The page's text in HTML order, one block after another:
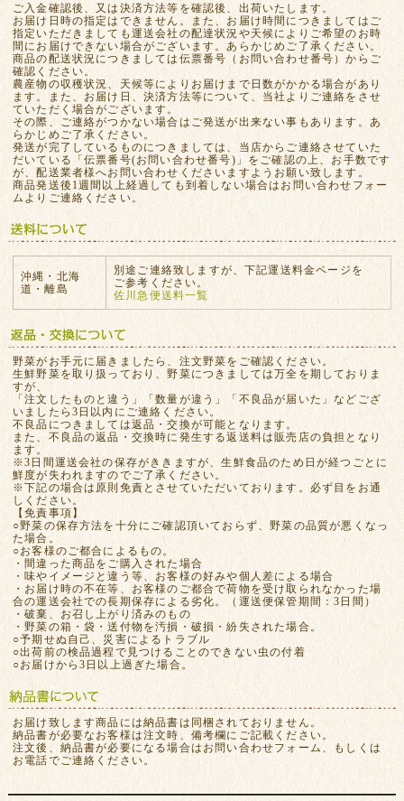
ご入金確認後、又は決済方法等を確認後、出荷いたします。
お届け日時の指定はできません。また、お届け時間につきましてはご
指定いただきましても運送会社の配達状況や天候によりご希望のお時
間にお届けできない場合がございます。あらかじめご了承ください。
商品の配送状況につきましては伝票番号（お問い合わせ番号）からご
確認ください。
農産物の収穫状況、天候等によりお届けまで日数がかかる場合があり
ます。また、お届け日、決済方法等について、当社よりご連絡をさせ
ていただく場合がございます。
その際、ご連絡がつかない場合はご発送が出来ない事もあります。あ
らかじめご了承ください。
発送が完了しているものにつきましては、当店からご連絡させていた
だいている「伝票番号(お問い合わせ番号)」をご確認の上、お手数です
が、配送業者様へお問い合わせくださいますようお願い致します。
商品発送後1週間以上経過しても到着しない場合はお問い合わせフォー
ムよりご連絡ください。
沖縄・北海
道・離島
別途ご連絡致しますが、下記運送料金ページを
ご参考ください。
佐川急便送料一覧
野菜がお手元に届きましたら、注文野菜をご確認ください。
生鮮野菜を取り扱っており、野菜につきましては万全を期しておりま
すが、
「注文したものと違う」「数量が違う」「不良品が届いた」などござ
いましたら3日以内にご連絡ください。
不良品につきましては返品・交換が可能となります。
また、不良品の返品・交換時に発生する返送料は販売店の負担となり
ます。
※3日間運送会社の保存がききますが、生鮮食品のため日が経つごとに
鮮度が失われますのでご了承ください。
※下記の場合は原則免責とさせていただいております。必ず目をお通
しください。
【免責事項】
○野菜の保存方法を十分にご確認頂いておらず、野菜の品質が悪くなっ
た場合。
○お客様のご都合によるもの。
・間違った商品をご購入された場合
・味やイメージと違う等、お客様の好みや個人差による場合
・お届け時の不在等、お客様のご都合で荷物を受け取られなかった場
合の運送会社での長期保存による劣化。（運送便保管期間：3日間）
・破棄、お召し上がり済みのもの
・野菜の箱・袋・送付物を汚損・破損・紛失された場合。
○予期せぬ自己、災害によるトラブル
○出荷前の検品過程で見つけることのできない虫の付着
○お届けから3日以上過ぎた場合。
お届け致します商品には納品書は同梱されておりません。
納品書が必要なお客様は注文時、備考欄にご記載ください。
注文後、納品書が必要になる場合はお問い合わせフォーム、もしくは
お電話でご連絡ください。